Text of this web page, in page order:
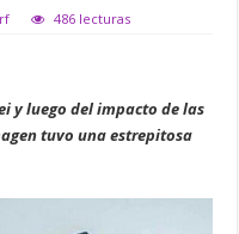
486 lecturas
y luego del impacto de las
tuvo una estrepitosa